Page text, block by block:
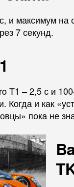
и максимум
7 секунд.
T1 – 2,5 с и
Когда и как
пока не